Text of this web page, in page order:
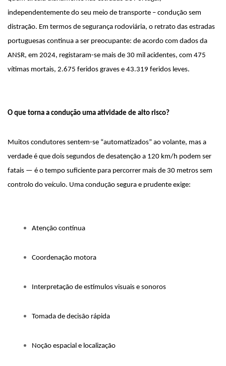
independentemente do seu meio de transporte – condução sem
distração. Em termos de segurança rodoviária, o retrato das estradas
portuguesas continua a ser preocupante: de acordo com dados da
ANSR, em 2024, registaram-se mais de 30 mil acidentes, com 475
vítimas mortais, 2.675 feridos graves e 43.319 feridos leves.
O que torna a condução uma atividade de alto risco?
Muitos condutores sentem-se “automatizados” ao volante, mas a
verdade é que dois segundos de desatenção a 120 km/h podem ser
fatais — é o tempo suficiente para percorrer mais de 30 metros sem
controlo do veículo. Uma condução segura e prudente exige:
Atenção contínua
Coordenação motora
Interpretação de estímulos visuais e sonoros
Tomada de decisão rápida
Noção espacial e localização